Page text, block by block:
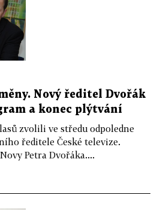
Nový ředitel Dvořák
a konec plýtvání
zvolili ve středu odpoledne
ředitele České televize.
Petra Dvořáka....